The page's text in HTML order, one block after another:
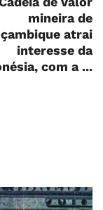
mineira de
atrai
interesse da
com a ...